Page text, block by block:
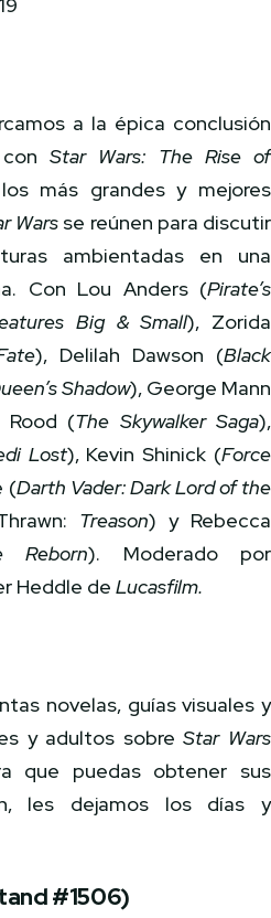
a la épica conclusión
conStar Wars: The Rise of
más grandes y mejores
Wars se reúnen para discutir
ambientadas en una
Con Lou Anders (Pirate’s
Big & Small), Zorida
), Delilah Dawson (Black
Shadow), George Mann
Rood (The Skywalker Saga),
Lost), Kevin Shinick (Force
(Darth Vader: Dark Lord of the
Treason) y Rebecca
Reborn). Moderado por
Heddle deLucasfilm.
novelas, guías visuales y
y adultos sobreStar Wars
que puedas obtener sus
les dejamos los días y
#1506)